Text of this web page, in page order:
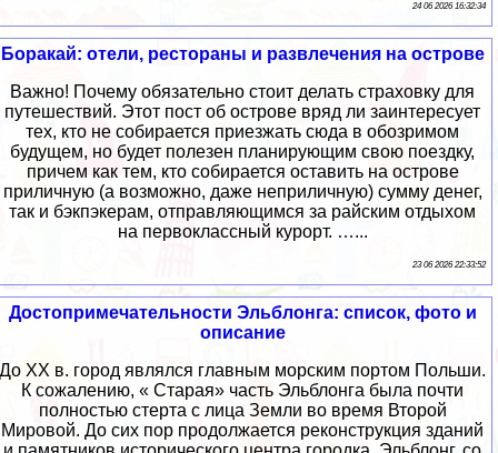
24 06 2026 16:32:34
Боракай: отели, рестораны и развлечения на острове
Важно! Почему обязательно стоит делать страховку для
путешествий. Этот пост об острове вряд ли заинтересует
тех, кто не собирается приезжать сюда в обозримом
будущем, но будет полезен планирующим свою поездку,
причем как тем, кто собирается оставить на острове
приличную (а возможно, даже неприличную) сумму денег,
так и бэкпэкерам, отправляющимся за райским отдыхом
на первоклассный курорт. …...
23 06 2026 22:33:52
Достопримечательности Эльблонга: список, фото и
описание
До XX в. город являлся главным морским портом Польши.
К сожалению, « Старая» часть Эльблонга была почти
полностью стерта с лица Земли во время Второй
Мировой. До сих пор продолжается реконструкция зданий